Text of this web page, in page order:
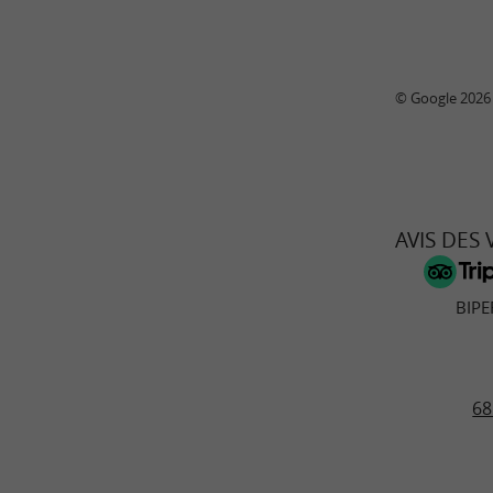
© Google 2026
AVIS DES